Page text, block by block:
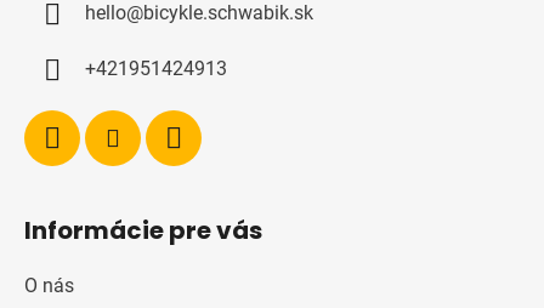
hello@bicykle.schwabik.sk
+421951424913
Informácie pre vás
O nás